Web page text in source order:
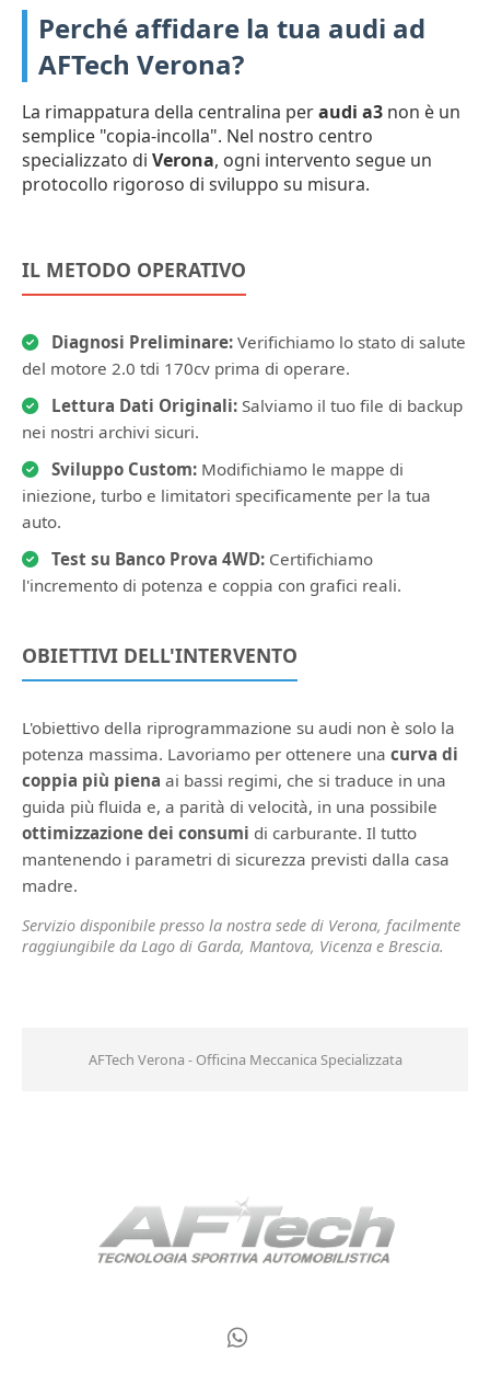
Perché affidare la tua audi ad
AFTech Verona?
La rimappatura della centralina peraudi a3 non è un
semplice "copia-incolla". Nel nostro centro
specializzato di Verona, ogni intervento segue un
protocollo rigoroso di sviluppo su misura.
IL METODO OPERATIVO
Diagnosi Preliminare: Verifichiamo lo stato di salute
del motore 2.0 tdi 170cv prima di operare.
Lettura Dati Originali: Salviamo il tuo file di backup
nei nostri archivi sicuri.
Sviluppo Custom: Modifichiamo le mappe di
iniezione, turbo e limitatori specificamente per la tua
auto.
Test su Banco Prova 4WD: Certifichiamo
l'incremento di potenza e coppia con grafici reali.
OBIETTIVI DELL'INTERVENTO
L'obiettivo della riprogrammazione su audi non è solo la
potenza massima. Lavoriamo per ottenere una curva di
coppia più piena ai bassi regimi, che si traduce in una
guida più fluida e, a parità di velocità, in una possibile
ottimizzazione dei consumi di carburante. Il tutto
mantenendo i parametri di sicurezza previsti dalla casa
madre.
Servizio disponibile presso la nostra sede di Verona, facilmente
raggiungibile da Lago di Garda, Mantova, Vicenza e Brescia.
AFTech Verona - Officina Meccanica Specializzata